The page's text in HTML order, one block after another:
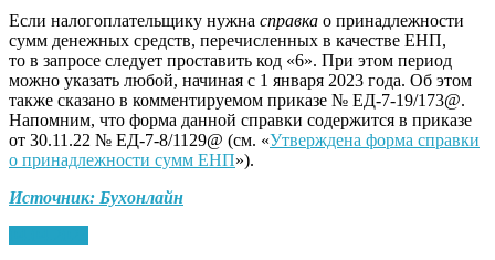
Если налогоплательщику нужна справка о принадлежности
сумм денежных средств, перечисленных в качестве ЕНП,
то в запросе следует проставить код «6». При этом период
можно указать любой, начиная с 1 января 2023 года. Об этом
также сказано в комментируемом приказе № ЕД-7-19/173@.
Напомним, что форма данной справки содержится в приказе
от 30.11.22 № ЕД-7-8/1129@ (см. «Утверждена форма справки
о принадлежности сумм ЕНП»).
Источник: Бухонлайн